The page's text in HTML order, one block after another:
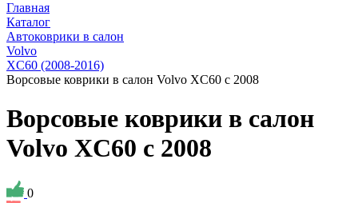
Главная
Каталог
Автоковрики в салон
Volvo
XC60 (2008-2016)
Ворсовые коврики в салон Volvo XC60 с 2008
Ворсовые коврики в салон
Volvo XC60 с 2008
0